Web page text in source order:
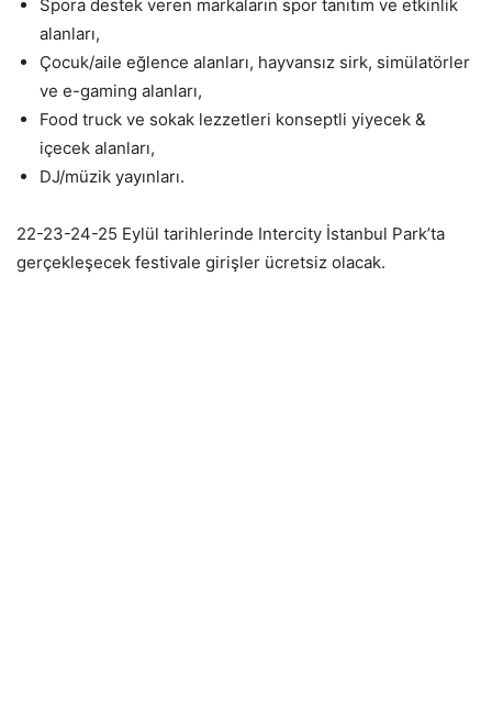
Spora destek veren markaların spor tanıtım ve etkinlik
alanları,
Çocuk/aile eğlence alanları, hayvansız sirk, simülatörler
ve e-gaming alanları,
Food truck ve sokak lezzetleri konseptli yiyecek &
içecek alanları,
DJ/müzik yayınları.
22-23-24-25 Eylül tarihlerinde Intercity İstanbul Park’ta
gerçekleşecek festivale girişler ücretsiz olacak.